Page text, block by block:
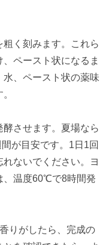
く刻みます。これら
ペースト状になるま
、ペースト状の薬味
させます。夏場なら
が目安です。1日1回
ないでください。ヨ
、温度60℃で8時間発
りがしたら、完成の